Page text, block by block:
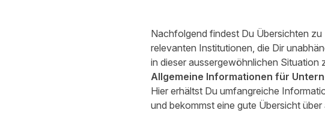
Nachfolgend findest Du Übersichten
relevanten Institutionen, die Dir
in dieser aussergewöhnlichen Situation
Allgemeine Informationen für
Hier erhältst Du umfangreiche
und bekommst eine gute Übersicht